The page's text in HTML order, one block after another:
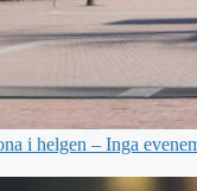
i helgen – Inga